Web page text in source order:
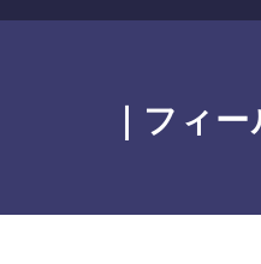
｜フィ